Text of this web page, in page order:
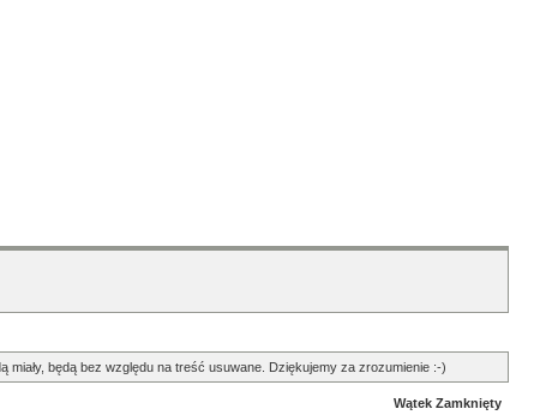
miały, będą bez względu na treść usuwane. Dziękujemy za zrozumienie :-)
Wątek Zamknięty